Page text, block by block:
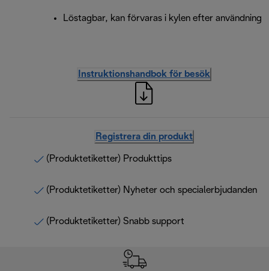
Löstagbar, kan förvaras i kylen efter användning
Instruktionshandbok för besök
Registrera din produkt
(Produktetiketter) Produkttips
(Produktetiketter) Nyheter och specialerbjudanden
(Produktetiketter) Snabb support